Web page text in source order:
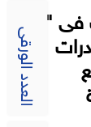
العدد الورقى
فى "